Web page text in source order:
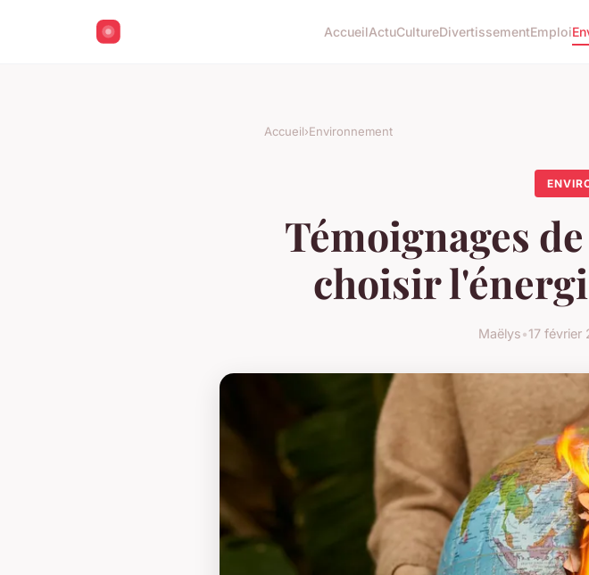
AccueilActuCultureDivertissementEmploi
Accueil›Environnement
Témoignages
choisir
Maëlys•17 février